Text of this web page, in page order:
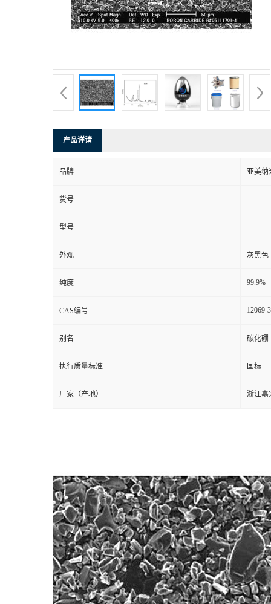
产品详请
品牌 亚美纳
货号
型号
外观 灰黑色
纯度 99.9%
CAS编号 12069-
别名 碳化硼
执行质量标准 国标
厂家（产地） 浙江嘉